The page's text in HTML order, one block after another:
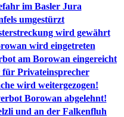
im Basler Jura
umgestürzt
wird gewährt
wird eingetreten
am Borowan eingereicht
für Privateinsprecher
wird weitergezogen!
Borowan abgelehnt!
und an der Falkenfluh